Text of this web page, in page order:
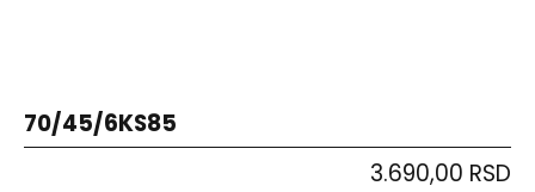
70/45/6KS85
3.690,00 RSD